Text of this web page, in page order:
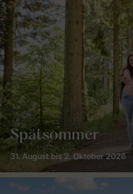
Spätsommer
31. August bis 2. Oktober 2026